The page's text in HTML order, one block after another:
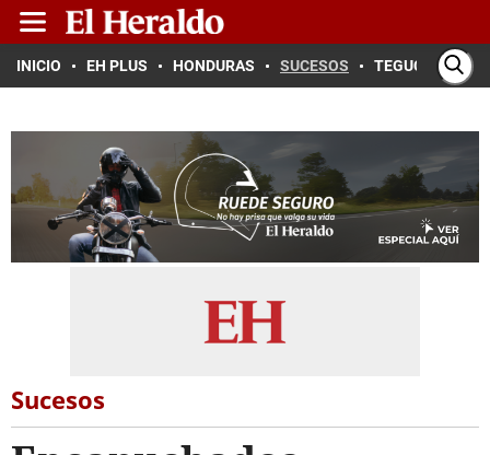
INICIO EH PLUS HONDURAS SUCESOS TEGUCIGALPA
Sucesos